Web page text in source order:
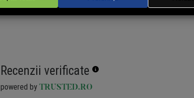
Dimensiuni (mm): 248×64×416.
Recenzii verificate
powered by TRUSTED.RO